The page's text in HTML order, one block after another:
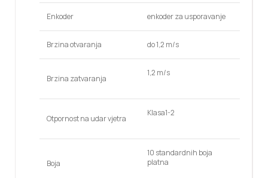
Enkoder enkoder za usporavanje
Brzina otvaranja do 1,2 m/s
Brzina zatvaranja
1,2 m/s
Otpornost na udar vjetra
Klasa1-2
Boja
10 standardnih boja
platna